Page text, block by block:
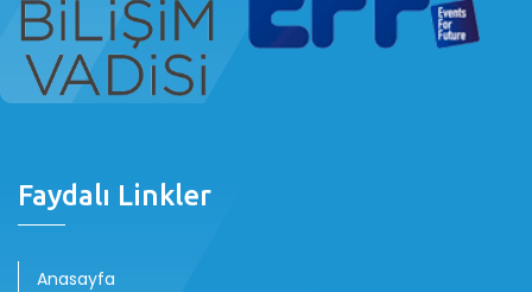
Faydalı Linkler
Anasayfa